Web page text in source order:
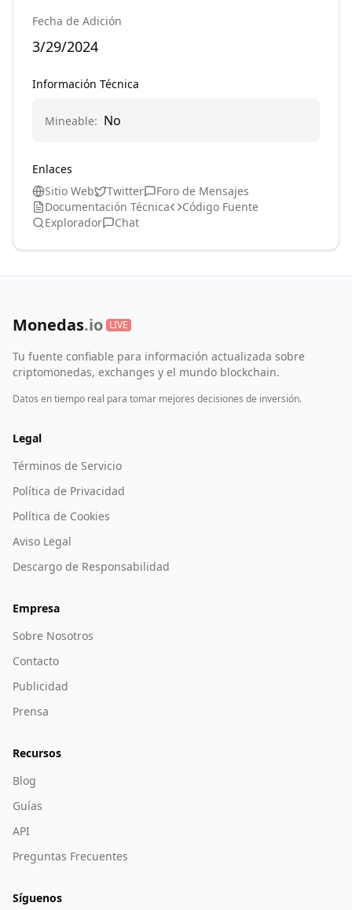
Fecha de Adición
3/29/2024
Información Técnica
Mineable: No
Enlaces
Sitio Web
Twitter
Foro de Mensajes
Documentación Técnica
Código Fuente
Explorador
Chat
Monedas.io LIVE
Tu fuente confiable para información actualizada sobre
criptomonedas, exchanges y el mundo blockchain.
Datos en tiempo real para tomar mejores decisiones de inversión.
Legal
Términos de Servicio
Política de Privacidad
Política de Cookies
Aviso Legal
Descargo de Responsabilidad
Empresa
Sobre Nosotros
Contacto
Publicidad
Prensa
Recursos
Blog
Guías
API
Preguntas Frecuentes
Síguenos